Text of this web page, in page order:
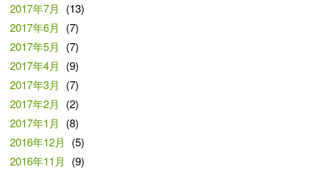
2017年7月
(13)
2017年6月
(7)
2017年5月
(7)
2017年4月
(9)
2017年3月
(7)
2017年2月
(2)
2017年1月
(8)
2016年12月
(5)
2016年11月
(9)